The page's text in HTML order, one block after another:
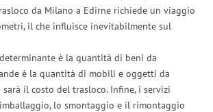
da Milano a Edirne richiede un viaggio
il che influisce inevitabilmente sul
è la quantità di beni da
è la quantità di mobili e oggetti da
il costo del trasloco. Infine, i servizi
lo smontaggio e il rimontaggio